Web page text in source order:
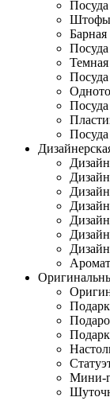
Посуда
Штофы
Барная
Темная
Посуда
Мини-